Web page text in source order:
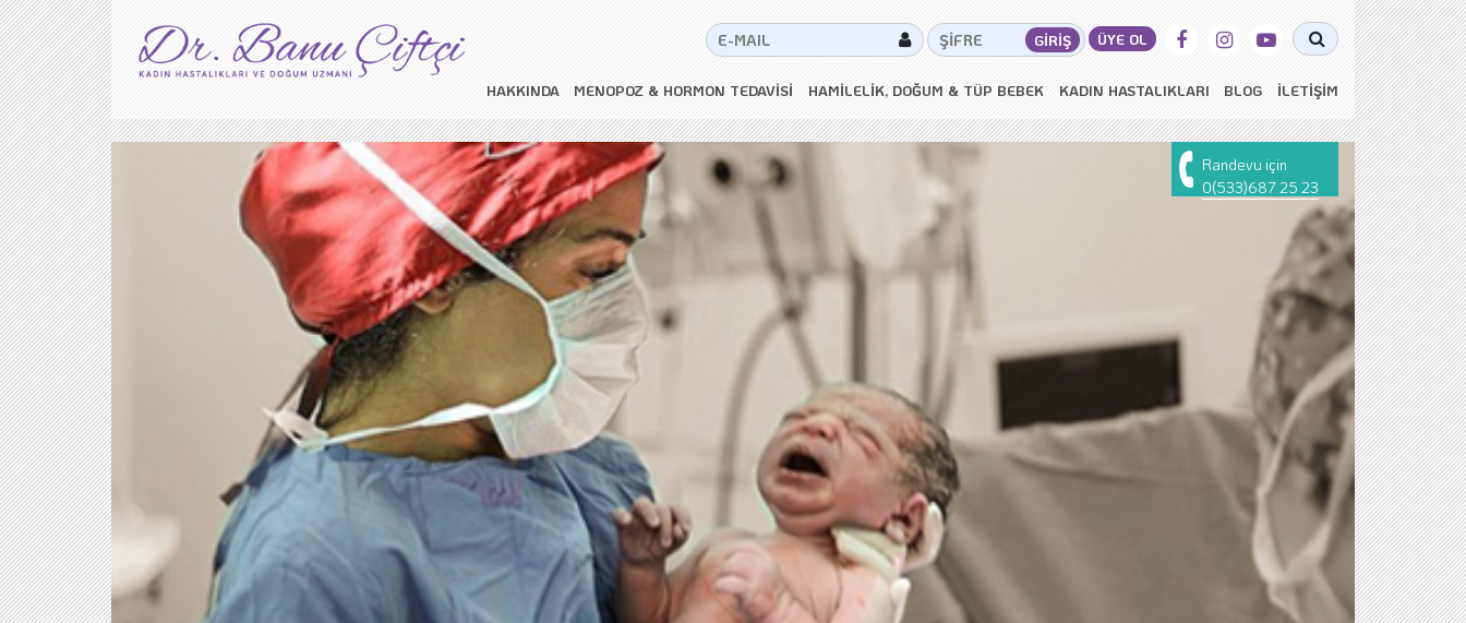
HAKKINDA MENOPOZ & HORMON TEDAVİSİ HAMİLELİK, DOĞUM & TÜP BEBEK KADIN HASTALIKLARI BLOG İLETİŞİM
Randevu için
0(533)687 25 23